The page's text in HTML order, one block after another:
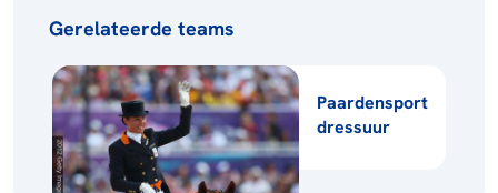
Gerelateerde teams
Paardensport
dressuur